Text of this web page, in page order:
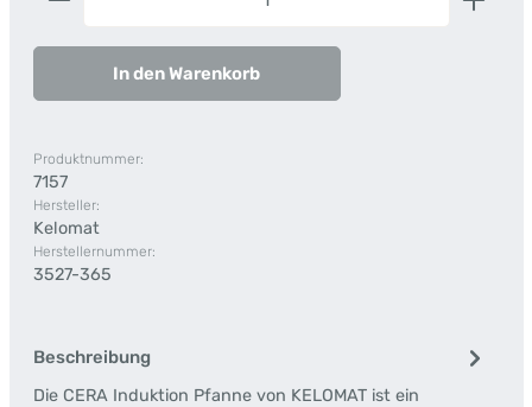
In den Warenkorb
Produktnummer:
7157
Hersteller:
Kelomat
Herstellernummer:
3527-365
Beschreibung
Die CERA Induktion Pfanne von KELOMAT ist ein